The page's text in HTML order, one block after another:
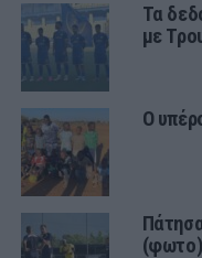
Τα
με
Ο
(φωτο)